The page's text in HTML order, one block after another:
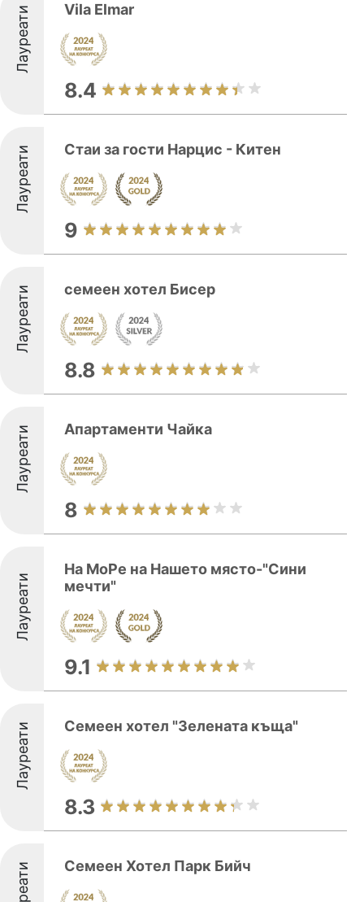
Лауреати Vila Elmar
8.4
Лауреати Стаи за гости Нарцис - Китен
9
Лауреати семеен хотел Бисер
8.8
Лауреати Апартаменти Чайка
8
Лауреати
На МоРе на Нашето място-"Сини
мечти"
9.1
Лауреати Семеен хотел "Зелената къща"
8.3
Семеен Хотел Парк Бийч